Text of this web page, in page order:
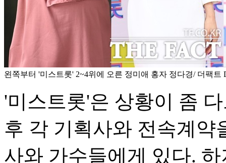
왼쪽부터 '미스트롯' 2~4위에 오른 정미애 홍자 정다경/ 더팩트
'미스트롯'은 상황이 좀
후 각 기획사와 전속계약
사와 가수들에게 있다.